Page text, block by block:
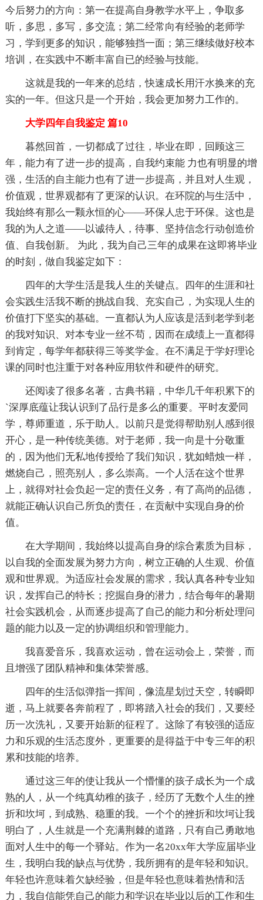
今后努力的方向：第一在提高自身教学水平上，争取多
听，多思，多写，多交流；第二经常向有经验的老师学
习，学到更多的知识，能够独挡一面；第三继续做好校本
培训，在实践中不断丰富自已的经验与技能。
这就是我的一年来的总结，快速成长用汗水换来的充
实的一年。但这只是一个开始，我会更加努力工作的。
大学四年自我鉴定 篇10
暮然回首，一切都成了过往，毕业在即，回顾这三
年，能力有了进一步的提高，自我约束能 力也有明显的增
强，生活的自主能力也有了进一步提高，并且对人生观，
价值观，世界观都有了更深的认识。在环院的与生活中，
我始终有那么一颗永恒的心——环保人忠于环保。这也是
我的为人之道——以诚待人，待事、坚持信念行动创造价
值、自我创新。 为此，我为自己三年的成果在这即将毕业
的时刻，做自我鉴定如下：
四年的大学生活是我人生的关键点。四年的生涯和社
会实践生活我不断的挑战自我、充实自己，为实现人生的
价值打下坚实的基础。一直都认为人应该是活到老学到老
的我对知识、对本专业一丝不苟，因而在成绩上一直都得
到肯定，每学年都获得三等奖学金。在不满足于学好理论
课的同时也注重于对各种应用软件和硬件的研究。
还阅读了很多名著，古典书籍，中华几千年积累下的
`深厚底蕴让我认识到了品行是多么的重要。平时友爱同
学，尊师重道，乐于助人。以前只是觉得帮助别人感到很
开心，是一种传统美德。对于老师，我一向是十分敬重
的，因为他们无私地传授给了我们知识，犹如蜡烛一样，
燃烧自己，照亮别人，多么崇高。一个人活在这个世界
上，就得对社会负起一定的责任义务，有了高尚的品德，
就能正确认识自己所负的责任，在贡献中实现自身的价
值。
在大学期间，我始终以提高自身的综合素质为目标，
以自我的全面发展为努力方向，树立正确的人生观、价值
观和世界观。为适应社会发展的需求，我认真各种专业知
识，发挥自己的特长；挖掘自身的潜力，结合每年的暑期
社会实践机会，从而逐步提高了自己的能力和分析处理问
题的能力以及一定的协调组织和管理能力。
我喜爱音乐，我喜欢运动，曾在运动会上，荣誉，而
且增强了团队精神和集体荣誉感。
四年的生活似弹指一挥间，像流星划过天空，转瞬即
逝，马上就要各奔前程了，即将踏入社会的我们，又要经
历一次洗礼，又要开始新的征程了。这除了有较强的适应
力和乐观的生活态度外，更重要的是得益于中专三年的积
累和技能的培养。
通过这三年的使让我从一个懵懂的孩子成长为一个成
熟的人，从一个纯真幼稚的孩子，经历了无数个人生的挫
折和坎坷，到成熟、稳重的我。一个个的挫折和坎坷让我
明白了，人生就是一个充满荆棘的道路，只有自己勇敢地
面对人生中的每一个驿站。作为一名20xx年大学应届毕业
生，我明白我的缺点与优势，我所拥有的是年轻和知识。
年轻也许意味着欠缺经验，但是年轻也意味着热情和活
力，我自信能凭自己的能力和学识在毕业以后的工作和生